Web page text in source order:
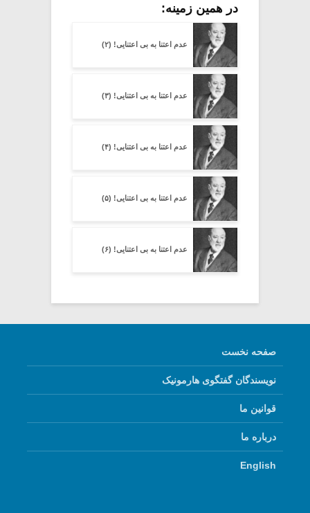
در همین زمینه:
عدم اعتنا به بی اعتنایی! (۲)
عدم اعتنا به بی اعتنایی! (۳)
عدم اعتنا به بی اعتنایی! (۴)
عدم اعتنا به بی اعتنایی! (۵)
عدم اعتنا به بی اعتنایی! (۶)
صفحه نخست
نویسندگان گفتگوی هارمونیک
قوانین ما
درباره ما
English